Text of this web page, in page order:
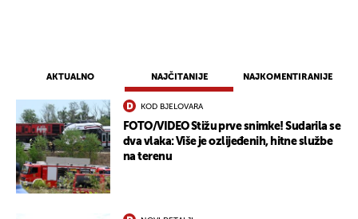
AKTUALNO NAJČITANIJE NAJKOMENTIRANIJE
KOD BJELOVARA
FOTO/VIDEO Stižu prve snimke! Sudarila se
dva vlaka: Više je ozlijeđenih, hitne službe
na terenu